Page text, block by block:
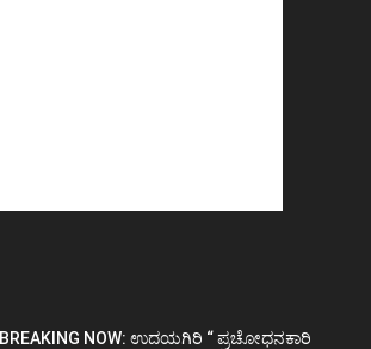
BREAKING NOW: ಉದಯಗಿರಿ “ ಪ್ರಚೋಧನಕಾರಿ